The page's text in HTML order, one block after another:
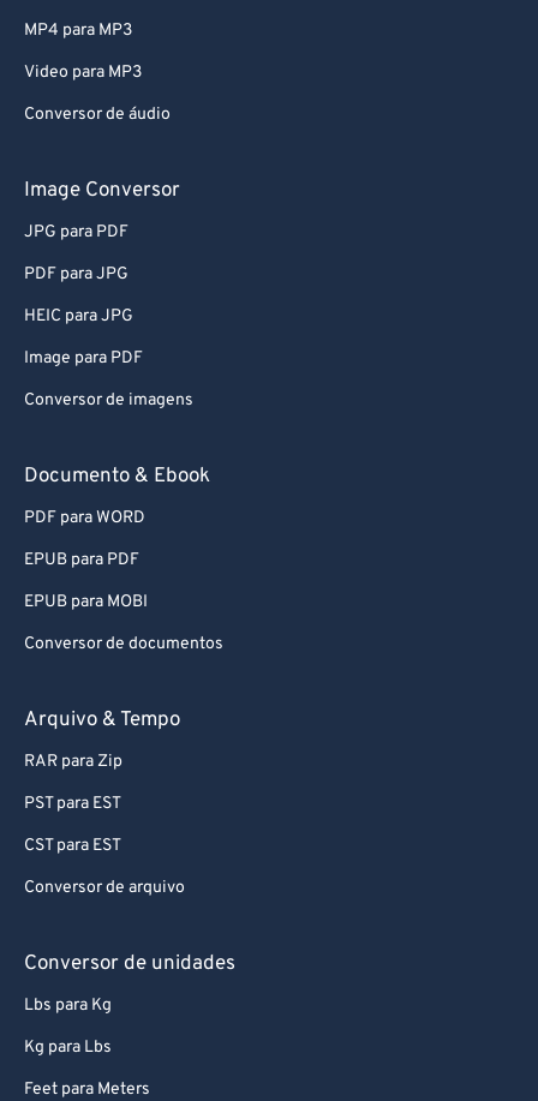
MP4 para MP3
Video para MP3
Conversor de áudio
Image Conversor
JPG para PDF
PDF para JPG
HEIC para JPG
Image para PDF
Conversor de imagens
Documento & Ebook
PDF para WORD
EPUB para PDF
EPUB para MOBI
Conversor de documentos
Arquivo & Tempo
RAR para Zip
PST para EST
CST para EST
Conversor de arquivo
Conversor de unidades
Lbs para Kg
Kg para Lbs
Feet para Meters